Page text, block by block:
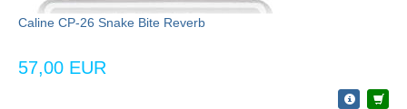
Caline CP-26 Snake Bite Reverb
57,00 EUR